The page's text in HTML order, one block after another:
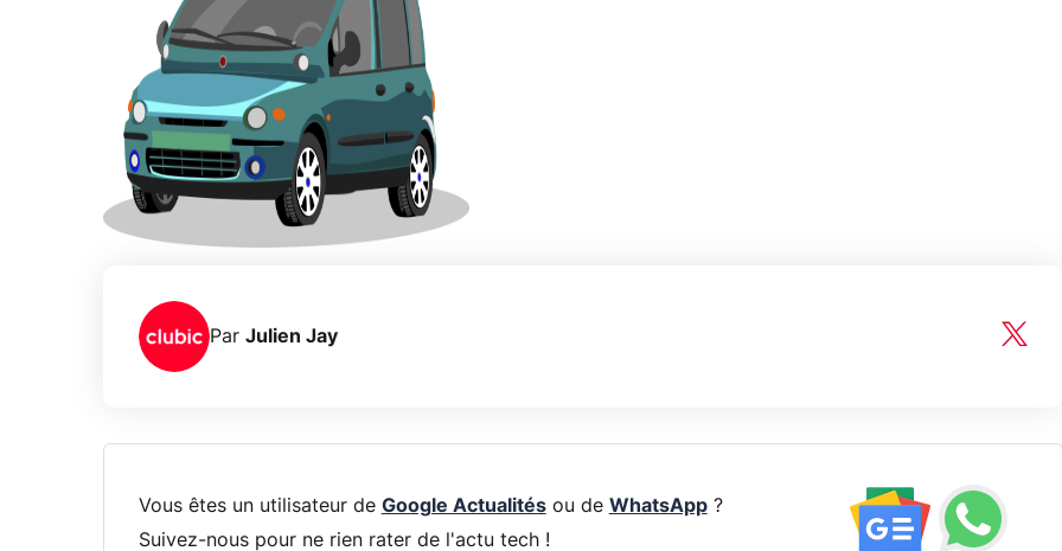
Par Julien Jay
Vous êtes un utilisateur de Google Actualitésou de WhatsApp?
Suivez-nous pour ne rien rater de l'actu tech !